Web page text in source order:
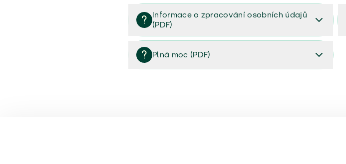
Věřejný příslib majetek 2023
Informace o zpracování osobních údajů
(PDF)
Informace o zpracování osobních údajů (PDF)
Plná moc (PDF)